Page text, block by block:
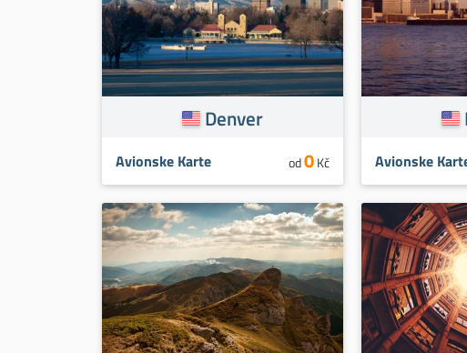
Denver
Avionske Karte od0Kč Avionske